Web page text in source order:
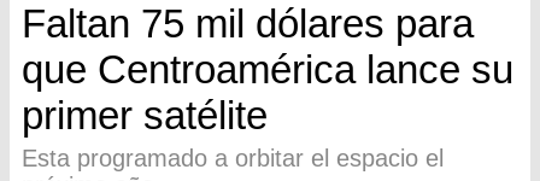
Faltan 75 mil dólares para
que Centroamérica lance su
primer satélite
Esta programado a orbitar el espacio el